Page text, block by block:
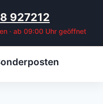
927212
· ab 09:00 Uhr geöffnet